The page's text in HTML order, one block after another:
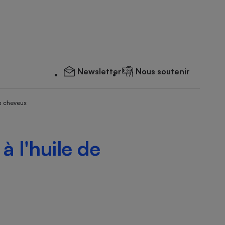
Newsletter Nous soutenir
cheveux
l'huile de